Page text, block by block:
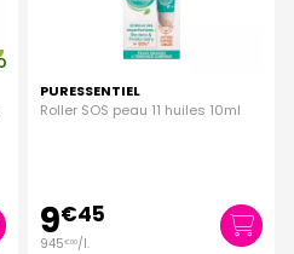
PURESSENTIEL
Roller SOS peau 11 huiles 10ml
9€45
945€00/l.